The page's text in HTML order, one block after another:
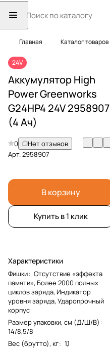
Главная Каталог товаров
24V
Аккумулятор High
Power Greenworks
G24HP4 24V 2958907
(4 Ач)
0
Нет отзывов
Арт.2958907
В корзину
Купить в 1 клик
Характеристики
Фишки: Отсутствие «эффекта
памяти», Более 2000 полных
циклов заряда, Индикатор
уровня заряда, Ударопрочный
корпус
Размер упаковки, см (Д/Ш/В) :
14/8,5/8
Вес (брутто), кг: 1,1